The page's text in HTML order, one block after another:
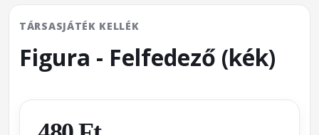
TÁRSASJÁTÉK KELLÉK
Figura - Felfedező (kék)